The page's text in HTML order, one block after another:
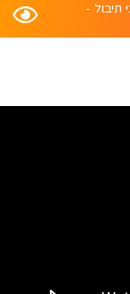
תיבול -